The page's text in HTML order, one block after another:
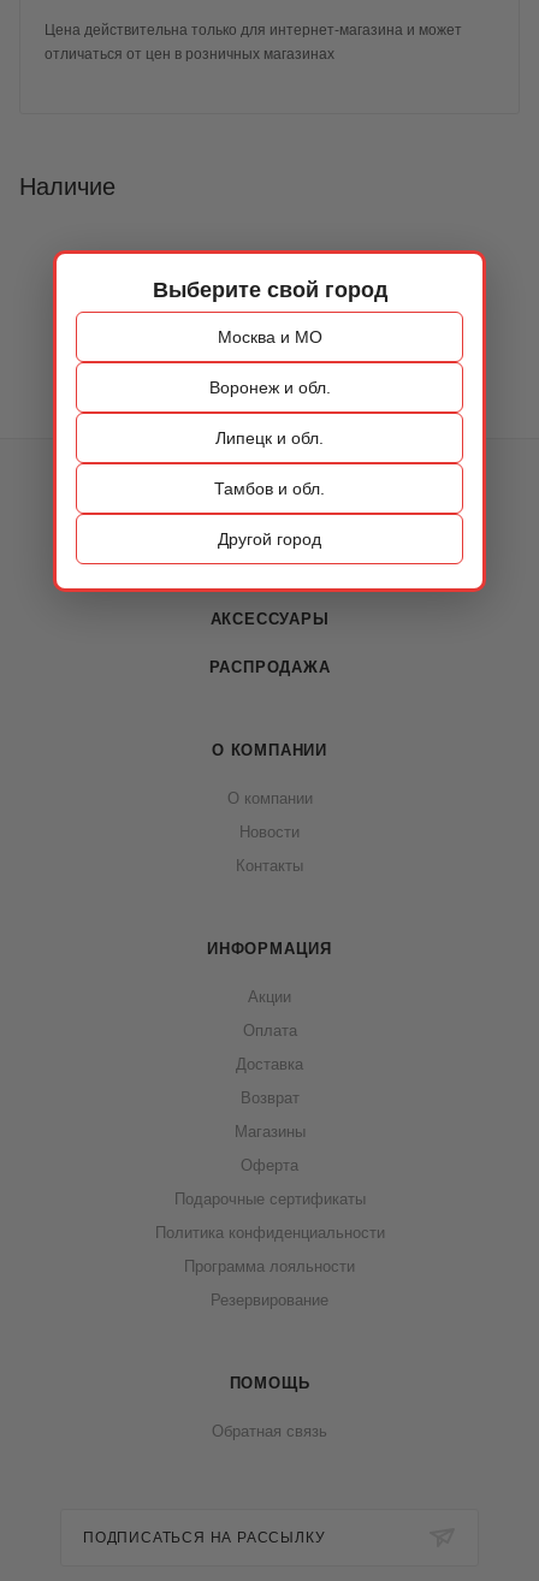
Выберите свой город
Москва и МО
Воронеж и обл.
Липецк и обл.
Тамбов и обл.
Другой город
Цена действительна только для интернет-магазина и может
отличаться от цен в розничных магазинах
Наличие
АКСЕССУАРЫ
РАСПРОДАЖА
О КОМПАНИИ
О компании
Новости
Контакты
ИНФОРМАЦИЯ
Акции
Оплата
Доставка
Возврат
Магазины
Оферта
Подарочные сертификаты
Политика конфиденциальности
Программа лояльности
Резервирование
ПОМОЩЬ
Обратная связь
ПОДПИСАТЬСЯ НА РАССЫЛКУ